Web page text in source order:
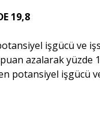
19,8
işgücü ve
azalarak yüzde
potansiyel işgücü